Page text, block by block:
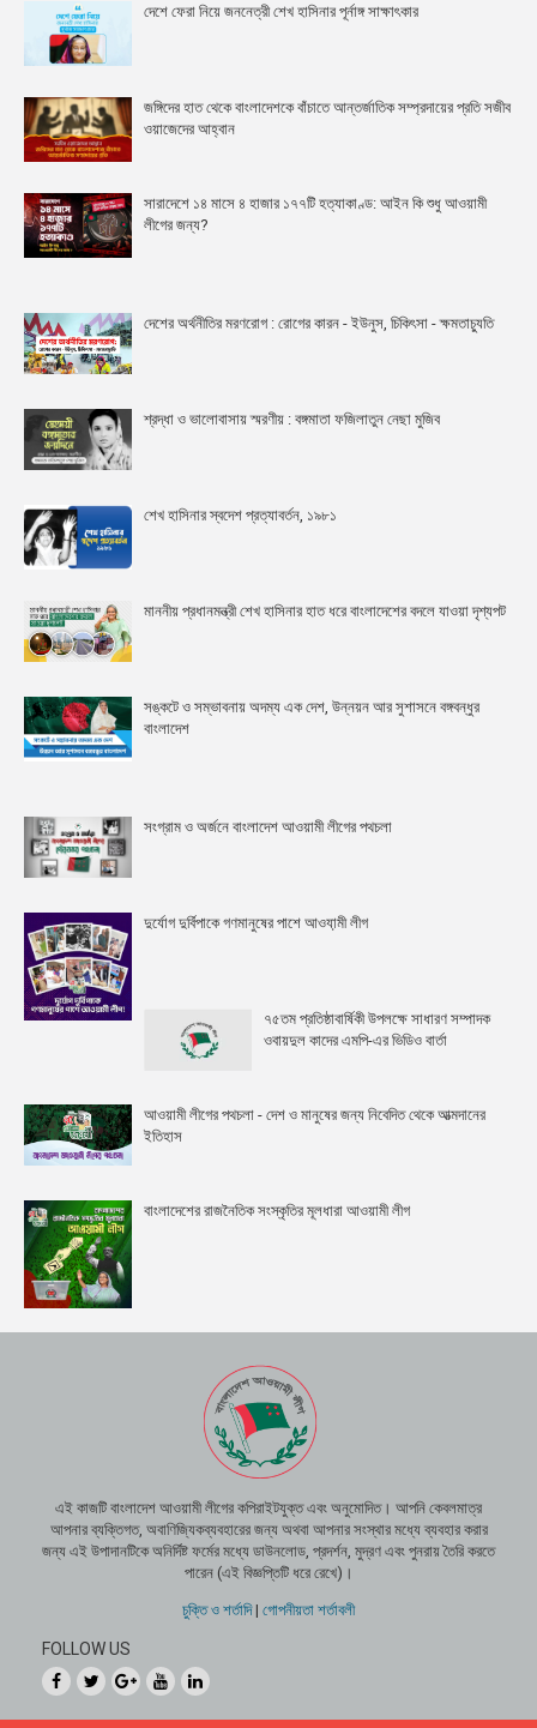
দেশে ফেরা নিয়ে জননেত্রী শেখ হাসিনার পূর্নাঙ্গ সাক্ষাৎকার
জঙ্গিদের হাত থেকে বাংলাদেশকে বাঁচাতে আন্তর্জাতিক সম্প্রদায়ের প্রতি সজীব
ওয়াজেদের আহ্বান
সারাদেশে ১৪ মাসে ৪ হাজার ১৭৭টি হত্যাকাণ্ড: আইন কি শুধু আওয়ামী
লীগের জন্য?
দেশের অর্থনীতির মরণরোগ : রোগের কারন - ইউনুস, চিকিৎসা - ক্ষমতাচ্যুতি
শ্রদ্ধা ও ভালোবাসায় স্মরণীয় : বঙ্গমাতা ফজিলাতুন নেছা মুজিব
শেখ হাসিনার স্বদেশ প্রত্যাবর্তন, ১৯৮১
মাননীয় প্রধানমন্ত্রী শেখ হাসিনার হাত ধরে বাংলাদেশের বদলে যাওয়া দৃশ্যপট
সঙ্কটে ও সম্ভাবনায় অদম্য এক দেশ, উন্নয়ন আর সুশাসনে বঙ্গবন্ধুর
বাংলাদেশ
সংগ্রাম ও অর্জনে বাংলাদেশ আওয়ামী লীগের পথচলা
দুর্যোগ দুর্বিপাকে গণমানুষের পাশে আওযা়মী লীগ
৭৫তম প্রতিষ্ঠাবার্ষিকী উপলক্ষে সাধারণ সম্পাদক
ওবায়দুল কাদের এমপি-এর ভিডিও বার্তা
আওয়ামী লীগের পথচলা - দেশ ও মানুষের জন্য নিবেদিত থেকে আত্মদানের
ইতিহাস
বাংলাদেশের রাজনৈতিক সংস্কৃতির মূলধারা আওয়ামী লীগ
এই কাজটি বাংলাদেশ আওয়ামী লীগের কপিরাইটযুক্ত এবং অনুমোদিত। আপনি কেবলমাত্র
আপনার ব্যক্তিগত, অবাণিজ্যিকব্যবহারের জন্য অথবা আপনার সংস্থার মধ্যে ব্যবহার করার
জন্য এই উপাদানটিকে অনির্দিষ্ট ফর্মের মধ্যে ডাউনলোড, প্রদর্শন, মুদ্রণ এবং পুনরায় তৈরি করতে
পারেন (এই বিজ্ঞপ্তিটি ধরে রেখে)।
চুক্তি ও শর্তাদি| গোপনীয়তা শর্তাবলী
FOLLOW US